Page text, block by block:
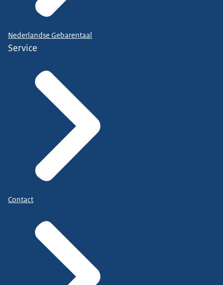
Nederlandse Gebarentaal
Service
Contact